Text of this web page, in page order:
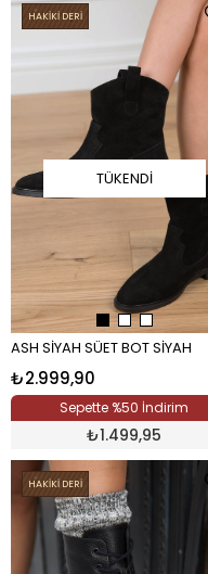
TÜKENDI
ASH SİYAH SÜET BOT SİYAH
₺2.999,90
Sepette %50 İndirim
₺1.499,95
HAKİKİ DERİ
HAKİKİ DERİ